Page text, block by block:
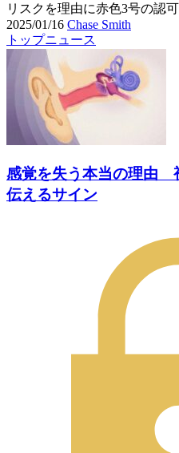
リスクを理由に赤色3号の認
2025/01/16 Chase Smith
トップニュース
感覚を失う本当の理由
伝えるサイン